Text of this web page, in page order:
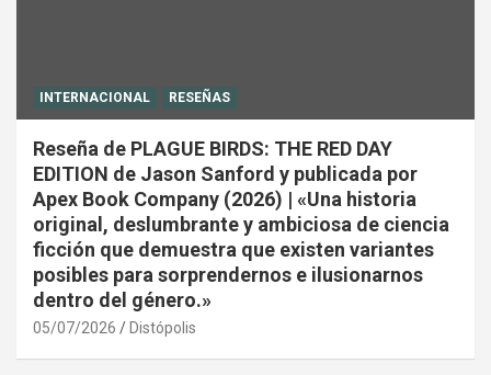
INTERNACIONAL RESEÑAS
Reseña de PLAGUE BIRDS: THE RED DAY
EDITION de Jason Sanford y publicada por
Apex Book Company (2026) | «Una historia
original, deslumbrante y ambiciosa de ciencia
ficción que demuestra que existen variantes
posibles para sorprendernos e ilusionarnos
dentro del género.»
05/07/2026 Distópolis